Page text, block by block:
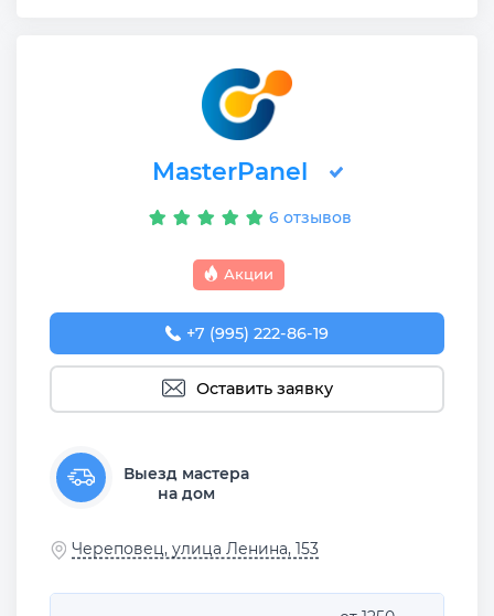
MasterPanel
6 отзывов
Акции
+7 (995) 222-86-19
Оставить заявку
Выезд мастера
на дом
Череповец, улица Ленина, 153